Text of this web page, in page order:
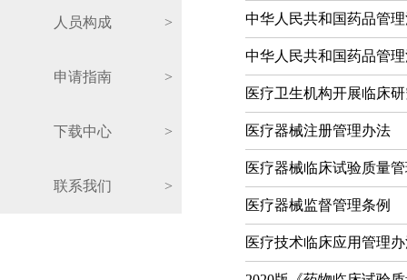
人员构成 >
申请指南 >
下载中心 >
联系我们 >
中华人民共和国药品管
中华人民共和国药品管
医疗卫生机构开展临床
医疗器械注册管理办法
医疗器械临床试验质量
医疗器械监督管理条例
医疗技术临床应用管理